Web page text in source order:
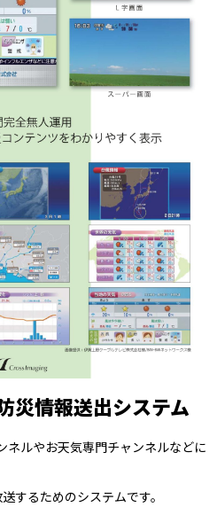
災情報送出システム
ネルやお天気専門チャンネルなどに
するためのシステムです。